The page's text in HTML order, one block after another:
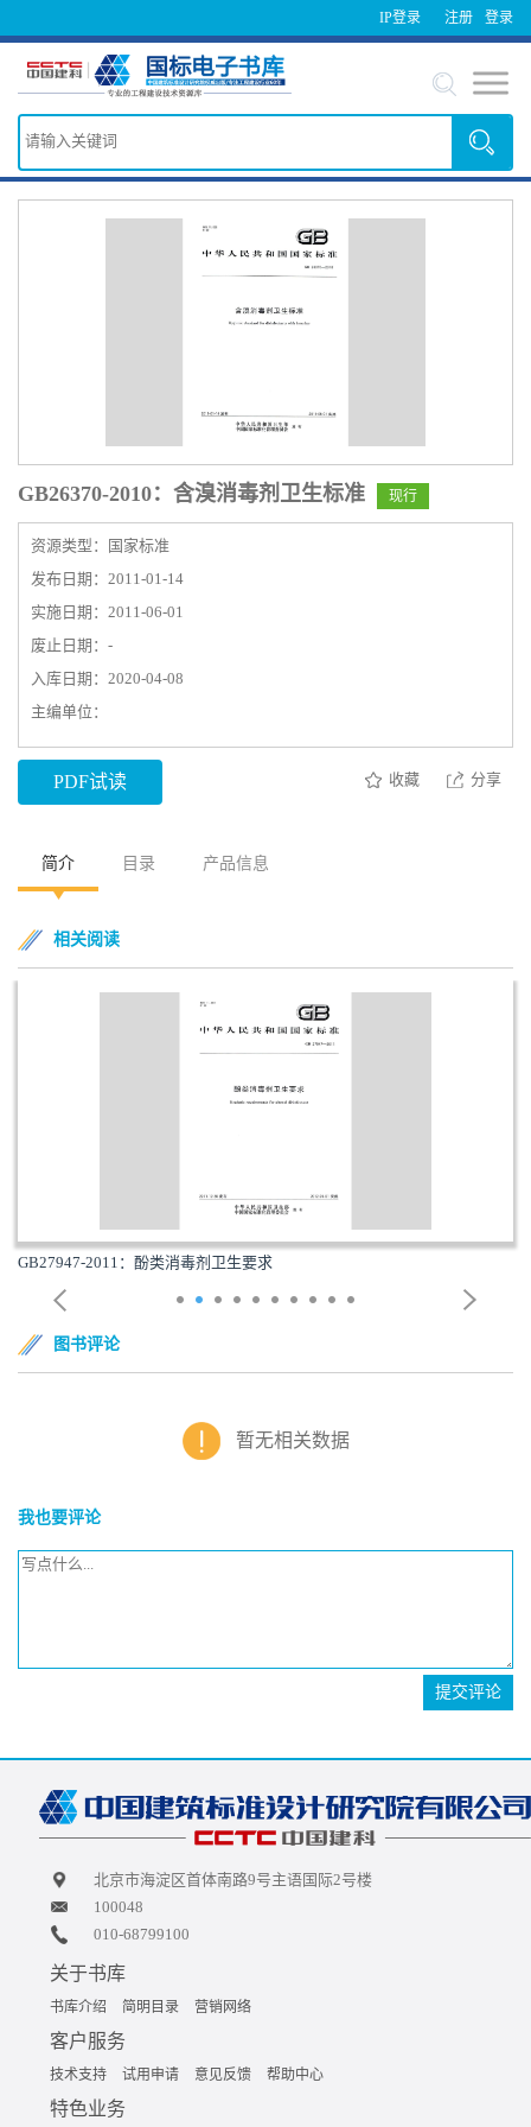
IP登录 登录
注册
GB26370-2010：含溴消毒剂卫生标准 现行
资源类型：国家标准
发布日期：2011-01-14
实施日期：2011-06-01
废止日期：-
入库日期：2020-04-08
主编单位：
PDF试读 收藏 分享
简介 目录 产品信息
相关阅读
GB27947-2011：酚类消毒剂卫生要求
图书评论
暂无相关数据
我也要评论
提交评论
北京市海淀区首体南路9号主语国际2号楼
100048
010-68799100
关于书库
书库介绍 简明目录 营销网络
客户服务
技术支持 试用申请 意见反馈 帮助中心
特色业务